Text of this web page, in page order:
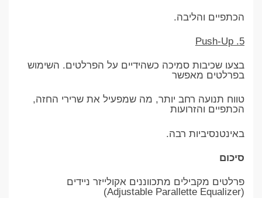
הכתפיים והליבה.
5. Push-Up
בצעו שכיבות סמיכה כשהידיים על הפרלטים. השימוש
בפרלטים מאפשר
טווח תנועה רחב יותר, מה שמפעיל את שרירי החזה,
הכתפיים והזרועות
באינטנסיביות רבה.
סיכום
פרלטים מקבילים מתכווננים אקולייזר ניידים
(Adjustable Parallette Equalizer)